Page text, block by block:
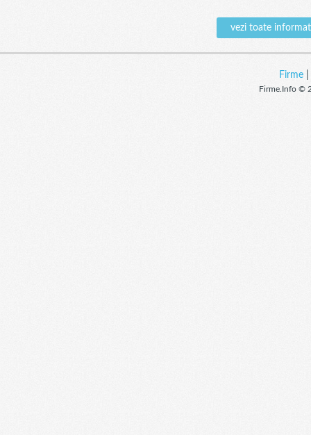
vezi toate
Firme|
Firme.Info ©